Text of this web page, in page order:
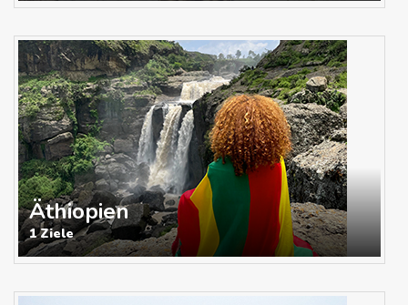
Äthiopien
1 Ziele